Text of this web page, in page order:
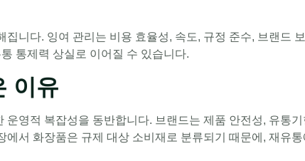
니다. 잉여 관리는 비용 효율성, 속도, 규정 준수, 브랜드
통제력 상실로 이어질 수 있습니다.
이유
영적 복잡성을 동반합니다. 브랜드는 제품 안전성, 유통
서 화장품은 규제 대상 소비재로 분류되기 때문에, 재유